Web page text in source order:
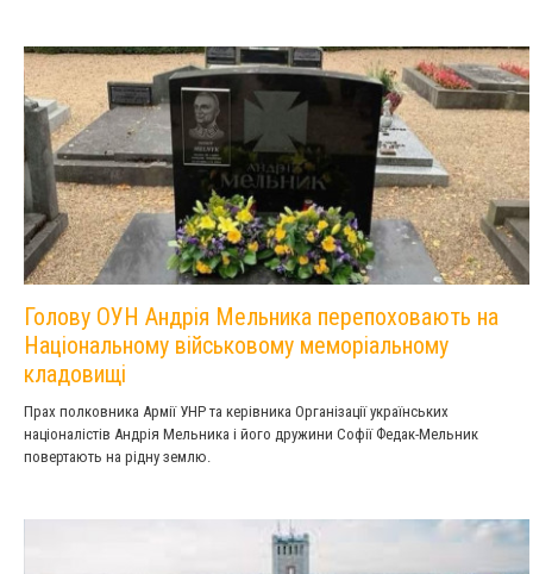
Голову ОУН Андрія Мельника перепоховають на
Національному військовому меморіальному
кладовищі
Прах полковника Армії УНР та керівника Організації українських
націоналістів Андрія Мельника і його дружини Софії Федак-Мельник
повертають на рідну землю.